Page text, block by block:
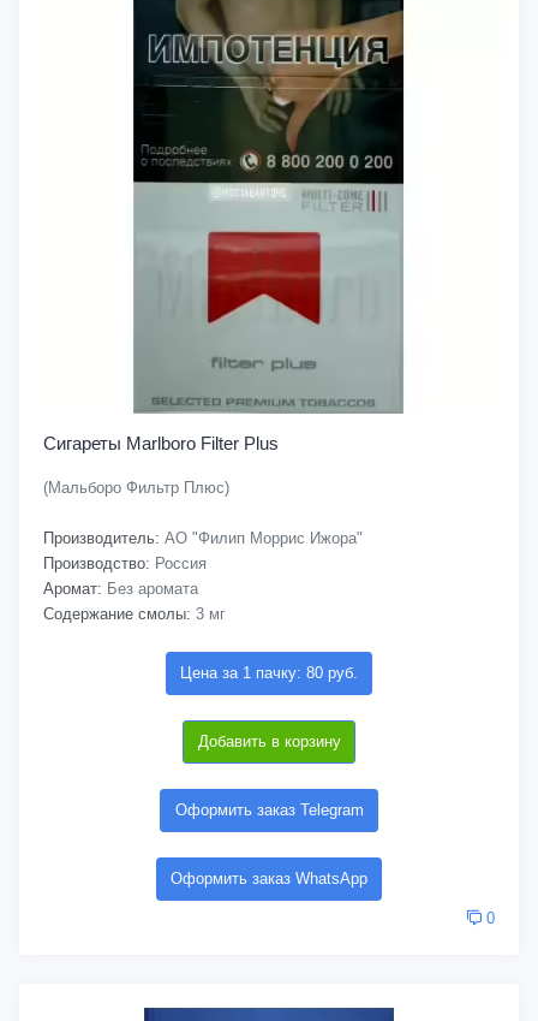
Сигареты Marlboro Filter Plus
(Мальборо Фильтр Плюс)
Производитель: АО "Филип Моррис Ижора"
Производство: Россия
Аромат: Без аромата
Содержание смолы: 3 мг
Цена за 1 пачку: 80 руб.
Добавить в корзину
Оформить заказ Telegram
Оформить заказ WhatsApp
0